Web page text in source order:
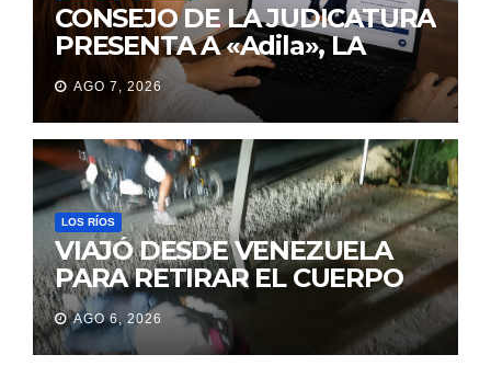
CONSEJO DE LA JUDICATURA
PRESENTA A «Adila», LA
ASISTENTE VIRTUAL QUE
ORIENTA A LA CIUDADANÍA
SOBRE TRÁMITES
JUDICIALES
AGO 7, 2026
LOS RÍOS
VIAJÓ DESDE VENEZUELA
PARA RETIRAR EL CUERPO
DE SU MARIDO QUE
PERMANECIÓ SEIS DÍAS EN
LA MORGUE
AGO 6, 2026